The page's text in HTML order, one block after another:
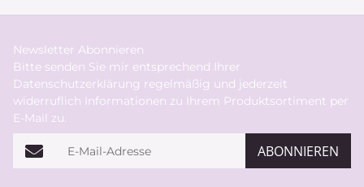
Newsletter Abonnieren
Bitte senden Sie mir entsprechend Ihrer
Datenschutzerklärung regelmäßig und jederzeit
widerruflich Informationen zu Ihrem Produktsortiment per
E-Mail zu.
E-Mail-Adresse ABONNIEREN